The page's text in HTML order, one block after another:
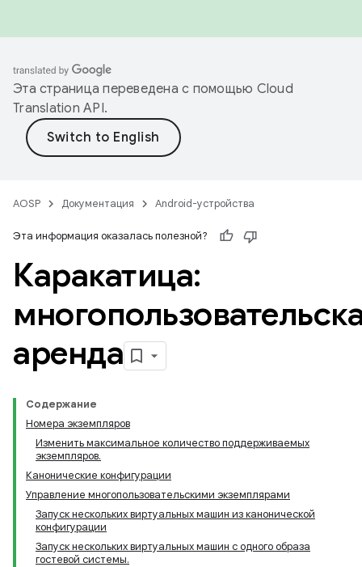
Эта страница переведена с помощью Cloud
Translation API.
AOSP Документация Android-устройства
Эта информация оказалась полезной?
Каракатица:
аренда
Содержание
Номера экземпляров
Изменить максимальное количество поддерживаемых
экземпляров.
Канонические конфигурации
Управление многопользовательскими экземплярами
Запуск нескольких виртуальных машин из канонической
конфигурации
Запуск нескольких виртуальных машин с одного образа
гостевой системы.